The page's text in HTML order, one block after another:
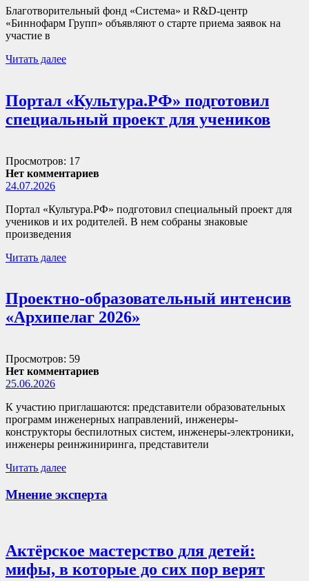
Благотворительный фонд «Система» и R&D-центр
«Биннофарм Групп» объявляют о старте приема заявок на
участие в
Читать далее
Портал «Культура.РФ» подготовил
специальный проект для учеников
Просмотров: 17
Нет комментариев
24.07.2026
Портал «Культура.РФ» подготовил специальный проект для
учеников и их родителей. В нем собраны знаковые
произведения
Читать далее
Проектно-образовательный интенсив
«Архипелаг 2026»
Просмотров: 59
Нет комментариев
25.06.2026
К участию приглашаются: представители образовательных
программ инженерных направлений, инженеры-
конструкторы беспилотных систем, инженеры-электроники,
инженеры реинжиниринга, представители
Читать далее
Мнение эксперта
Актёрское мастерство для детей:
мифы, в которые до сих пор верят